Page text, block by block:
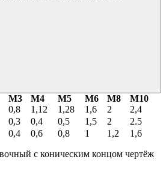
М3 М4 М5 М6 М8
М10
0,8 1,12 1,28 1,6 2
2,4
0,3 0,4 0,5 1,5 2
2.5
0,4 0,6 0,8 1 1,2 1,6